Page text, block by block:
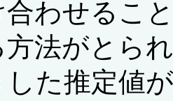
合わせるこ
方法がとら
した推定値